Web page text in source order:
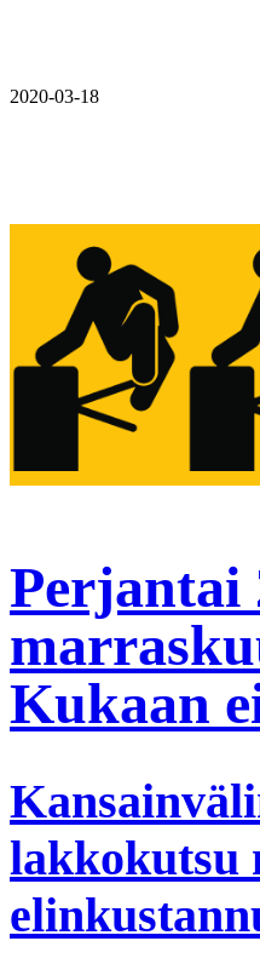
2020-03-18
Perjantai
Kukaan
lakkokutsu